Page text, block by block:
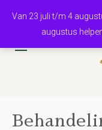
Van 23 juli t/m 4
augustus